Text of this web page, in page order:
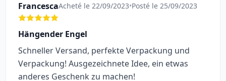
FrancescaAcheté le 22/09/2023•Posté le 25/09/2023
Hängender Engel
Schneller Versand, perfekte Verpackung und
Verpackung! Ausgezeichnete Idee, ein etwas
anderes Geschenk zu machen!